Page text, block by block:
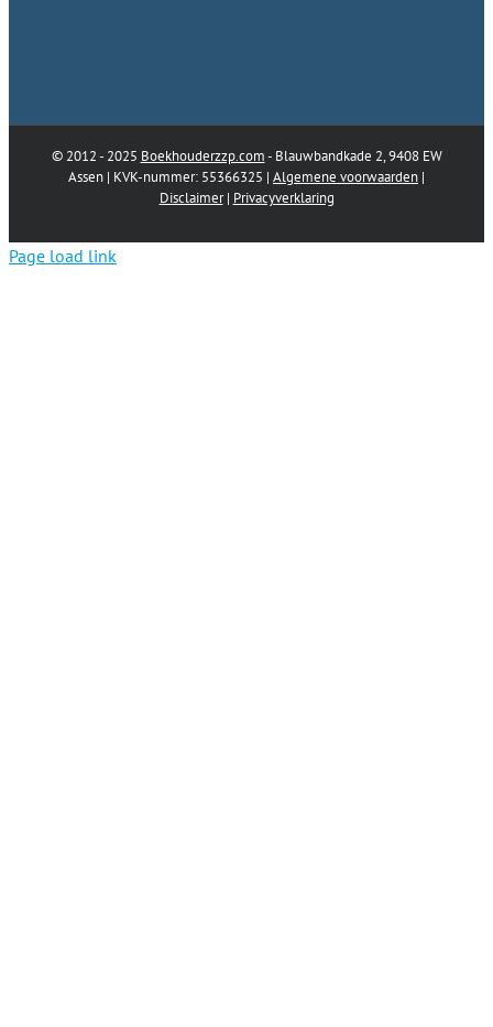
© 2012 - 2025 Boekhouderzzp.com- Blauwbandkade 2, 9408 EW
Assen | KVK-nummer: 55366325 | Algemene voorwaarden |
Disclaimer| Privacyverklaring
Page load link